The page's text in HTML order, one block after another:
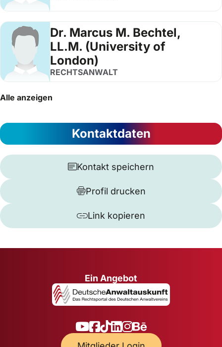
Dr. Marcus M. Bechtel,
LL.M. (University of
London)
RECHTSANWALT
Alle anzeigen
Kontaktdaten
Kontakt speichern
Profil drucken
Link kopieren
Ein Angebot